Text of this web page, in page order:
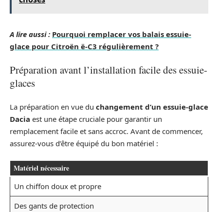
A lire aussi : Pourquoi remplacer vos balais essuie-
glace pour Citroën ë-C3 régulièrement ?
Préparation avant l’installation facile des essuie-
glaces
La préparation en vue du changement d’un essuie-glace
Dacia est une étape cruciale pour garantir un
remplacement facile et sans accroc. Avant de commencer,
assurez-vous d’être équipé du bon matériel :
Matériel nécessaire
Un chiffon doux et propre
Des gants de protection